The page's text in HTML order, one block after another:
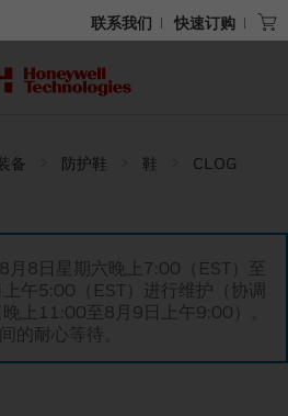
联系我们 快速订购
备 防护鞋 鞋
CLOG
月8日星期六晚上7:00（EST）至
午5:00（EST）进行维护（协调
上11:00至8月9日上午9:00）。
的耐心等待。